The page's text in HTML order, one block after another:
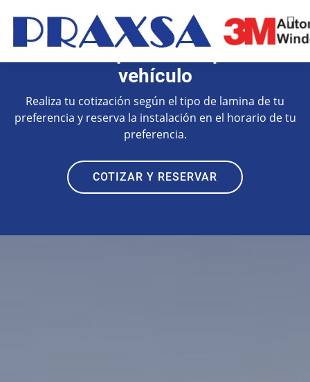
Cotiza el polarizado para tu
vehículo
Realiza tu cotización según el tipo de lamina de tu
preferencia y reserva la instalación en el horario de tu
preferencia.
COTIZAR Y RESERVAR